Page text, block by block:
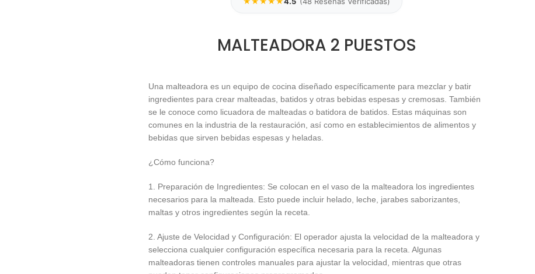
MALTEADORA 2 PUESTOS
Una malteadora es un equipo de cocina diseñado específicamente para mezclar y batir
ingredientes para crear malteadas, batidos y otras bebidas espesas y cremosas. También
se le conoce como licuadora de malteadas o batidora de batidos. Estas máquinas son
comunes en la industria de la restauración, así como en establecimientos de alimentos y
bebidas que sirven bebidas espesas y heladas.
¿Cómo funciona?
1. Preparación de Ingredientes: Se colocan en el vaso de la malteadora los ingredientes
necesarios para la malteada. Esto puede incluir helado, leche, jarabes saborizantes,
maltas y otros ingredientes según la receta.
2. Ajuste de Velocidad y Configuración: El operador ajusta la velocidad de la malteadora y
selecciona cualquier configuración específica necesaria para la receta. Algunas
malteadoras tienen controles manuales para ajustar la velocidad, mientras que otras